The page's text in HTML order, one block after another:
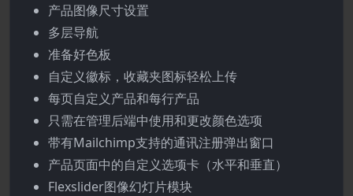
产品图像尺寸设置
多层导航
准备好色板
自定义徽标，收藏夹图标轻松上传
每页自定义产品和每行产品
只需在管理后端中使用和更改颜色选项
带有Mailchimp支持的通讯注册弹出窗口
产品页面中的自定义选项卡（水平和垂直）
Flexslider图像幻灯片模块